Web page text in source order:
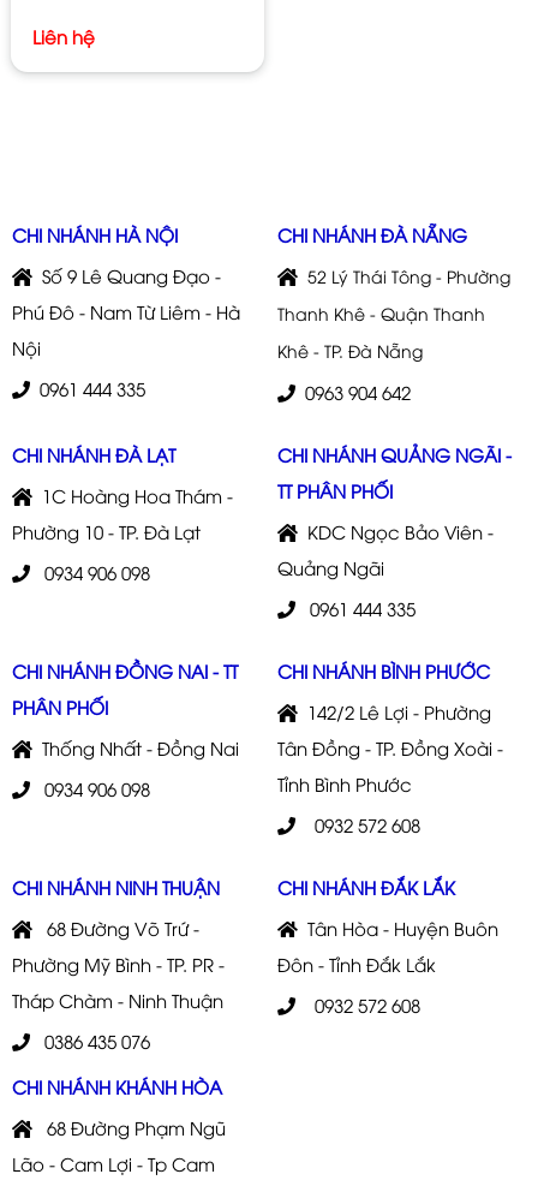
Liên hệ
CHI NHÁNH HÀ NỘI
Số 9 Lê Quang Đạo -
Phú Đô - Nam Từ Liêm - Hà
Nội
0961 444 335
CHI NHÁNH ĐÀ NẴNG
52 Lý Thái Tông - Phường
Thanh Khê - Quận Thanh
Khê - TP. Đà Nẵng
0963 904 642
CHI NHÁNH ĐÀ LẠT
1C Hoàng Hoa Thám -
Phường 10 - TP. Đà Lạt
0934 906 098
CHI NHÁNH QUẢNG NGÃI -
TT PHÂN PHỐI
KDC Ngọc Bảo Viên -
Quảng Ngãi
0961 444 335
CHI NHÁNH ĐỒNG NAI - TT
PHÂN PHỐI
Thống Nhất - Đồng Nai
0934 906 098
CHI NHÁNH BÌNH PHƯỚC
142/2 Lê Lợi - Phường
Tân Đồng - TP. Đồng Xoài -
Tỉnh Bình Phước
0932 572 608
CHI NHÁNH NINH THUẬN
68 Đường Võ Trứ -
Phường Mỹ Bình - TP. PR -
Tháp Chàm - Ninh Thuận
0386 435 076
CHI NHÁNH ĐẮK LẮK
Tân Hòa - Huyện Buôn
Đôn - Tỉnh Đắk Lắk
0932 572 608
CHI NHÁNH KHÁNH HÒA
68 Đường Phạm Ngũ
Lão - Cam Lợi - Tp Cam